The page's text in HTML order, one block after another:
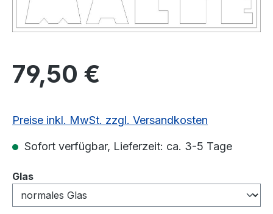
Regulärer Preis:
79,50 €
Preise inkl. MwSt. zzgl. Versandkosten
Sofort verfügbar, Lieferzeit: ca. 3-5 Tage
Glasauswählen